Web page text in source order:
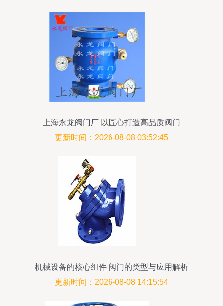
上海永龙阀门厂 以匠心打造高品质阀门
更新时间：2026-08-08 03:52:45
机械设备的核心组件 阀门的类型与应用解析
更新时间：2026-08-08 14:15:54